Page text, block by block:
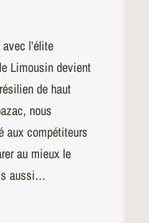
l’élite
Limousin devient
de haut
nous
aux compétiteurs
au mieux le
aussi…